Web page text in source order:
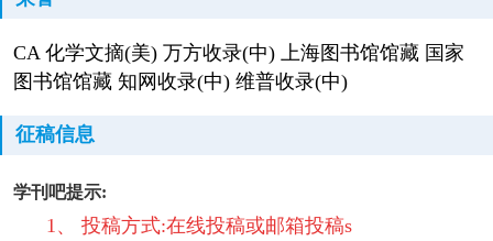
CA 化学文摘(美) 万方收录(中) 上海图书馆馆藏 国家
图书馆馆藏 知网收录(中) 维普收录(中)
征稿信息
学刊吧提示:
1、 投稿方式:在线投稿或邮箱投稿s